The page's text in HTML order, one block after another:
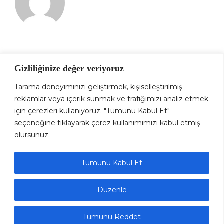
Gizliliğinize değer veriyoruz
Tarama deneyiminizi geliştirmek, kişiselleştirilmiş
reklamlar veya içerik sunmak ve trafiğimizi analiz etmek
için çerezleri kullanıyoruz. "Tümünü Kabul Et"
seçeneğine tıklayarak çerez kullanımımızı kabul etmiş
olursunuz.
Düzenle
Tümünü Reddet
Tümünü Kabul Et
© Copyright Kechi Sailing 2024 - Designed by Well